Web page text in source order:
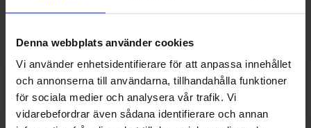
Denna webbplats använder cookies
Vi använder enhetsidentifierare för att anpassa innehållet
och annonserna till användarna, tillhandahålla funktioner
för sociala medier och analysera vår trafik. Vi
vidarebefordrar även sådana identifierare och annan